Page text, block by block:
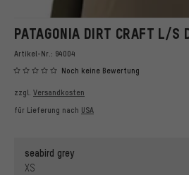
PATAGONIA DIRT CRAFT L/S
Artikel-Nr.: 94004
Noch keine Bewertung
zzgl. Versandkosten
für Lieferung nach USA
seabird grey
XS